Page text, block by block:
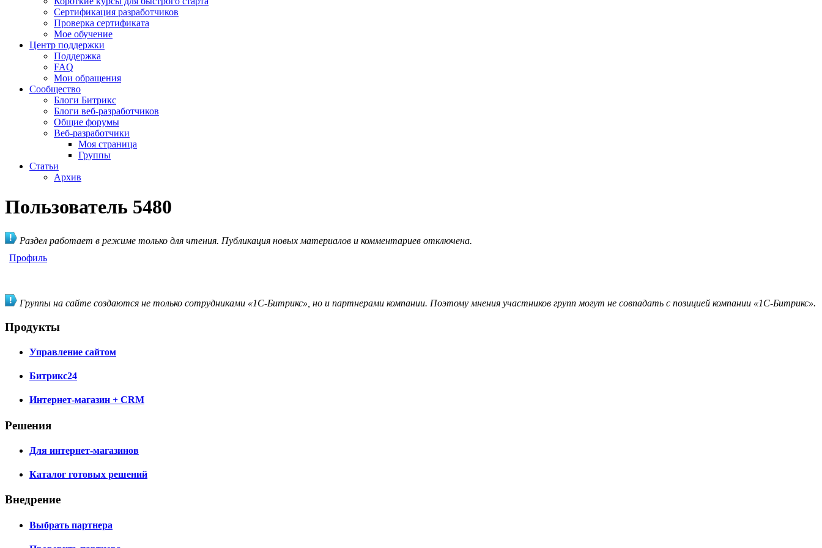
Сертификация разработчиков
Проверка сертификата
Мое обучение
Центр поддержки
Поддержка
FAQ
Мои обращения
Сообщество
Блоги Битрикс
Блоги веб-разработчиков
Общие форумы
Веб-разработчики
Моя страница
Группы
Статьи
Архив
Пользователь 5480
Раздел работает в режиме только для чтения. Публикация новых материалов и комментариев отключена.
Профиль
Группы на сайте создаются не только сотрудниками «1С-Битрикс», но и партнерами компании. Поэтому мнения участников групп могут не совпадать с позицией компании «1С-Битрикс».
Продукты
Управление сайтом
Битрикс24
Интернет-магазин + CRM
Решения
Для интернет-магазинов
Каталог готовых решений
Внедрение
Выбрать партнера